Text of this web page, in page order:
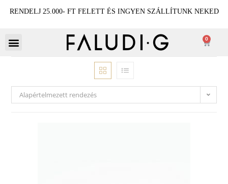
RENDELJ 25.000- FT FELETT ÉS INGYEN SZÁLLÍTUNK NEKED
0
Alapértelmezett rendezés